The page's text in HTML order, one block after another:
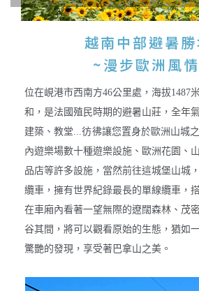
越南中部避暑
~漫步歐洲風
位在峴港市西南方46公里處，海拔1487
和，是法國殖民時期的避暑山莊，全年
建築、教堂...彷彿讓您置身於歐洲山城
內遊樂場數十種遊樂設施、歐洲花園、
品店等許多設施，當然前往這城堡山城
纜車，擁有世界紀錄最長的單線纜車，
在車廂內看著一望無際的遼闊森林、茂
谷其間，將可以觀看原始的生態，猶如
驚艷的發現，享受著巴拿山之美。